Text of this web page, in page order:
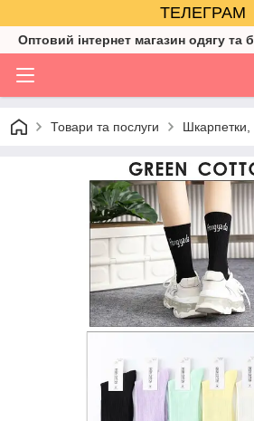
ТЕЛЕГРАМ
Оптовий інтернет магазин одягу та
Товари та послуги Шкарпетки,